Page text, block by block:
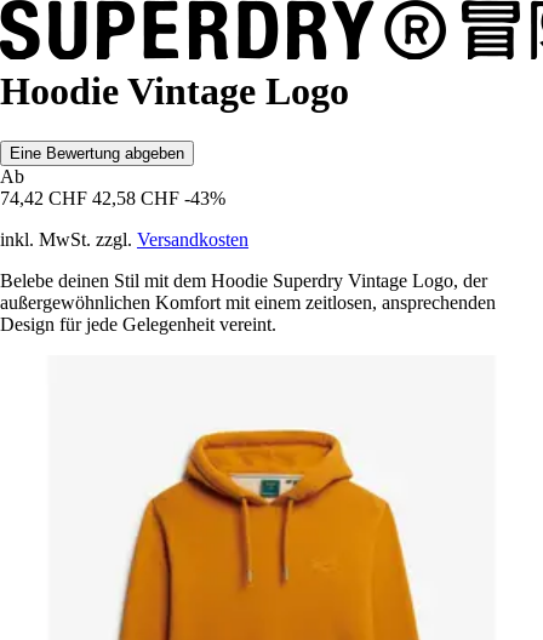
Hoodie Vintage Logo
Eine Bewertung abgeben
Ab
74,42 CHF 42,58 CHF -43%
inkl. MwSt. zzgl. Versandkosten
Belebe deinen Stil mit dem Hoodie Superdry Vintage Logo, der
außergewöhnlichen Komfort mit einem zeitlosen, ansprechenden
Design für jede Gelegenheit vereint.